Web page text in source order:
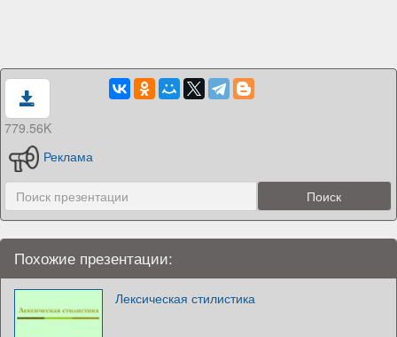
779.56K
Реклама
Похожие презентации:
Лексическая стилистика